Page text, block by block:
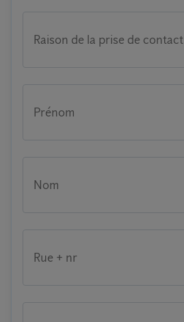
Raison de la prise de contact
Prénom
Nom
Rue + nr